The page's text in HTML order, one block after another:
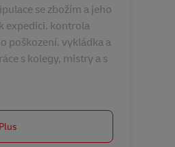
se zbožím a jeho
expedici. kontrola
poškození. vykládka a
s kolegy, mistry a s